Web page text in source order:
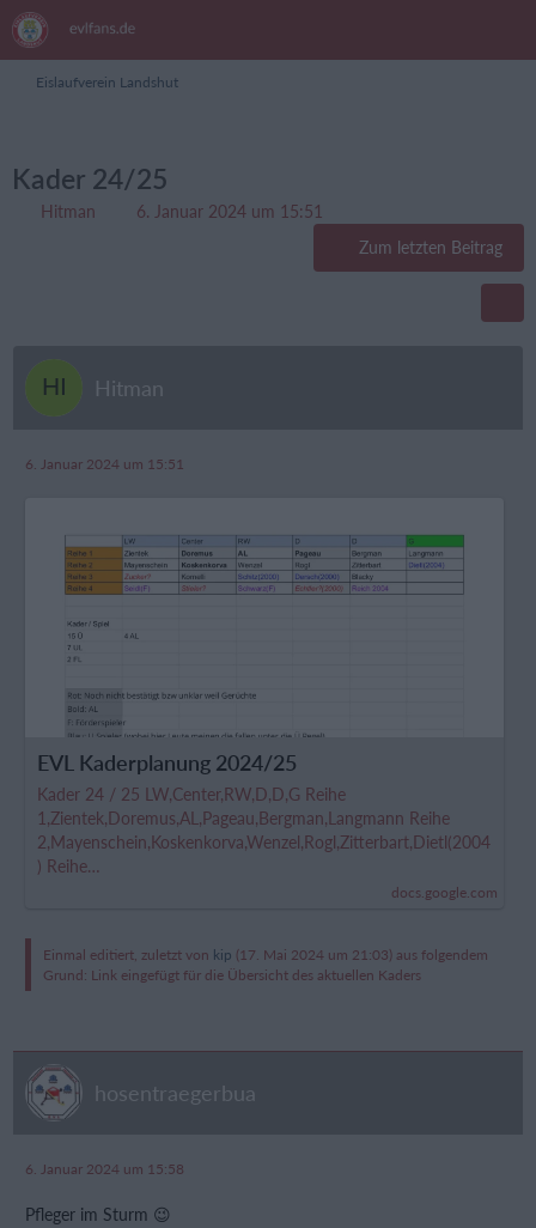
Eislaufverein Landshut
Kader 24/25
Hitman
6. Januar 2024 um 15:51
Zum letzten Beitrag
Hitman
6. Januar 2024 um 15:51
EVL Kaderplanung 2024/25
Kader 24 / 25 LW,Center,RW,D,D,G Reihe
1,Zientek,Doremus,AL,Pageau,Bergman,Langmann Reihe
2,Mayenschein,Koskenkorva,Wenzel,Rogl,Zitterbart,Dietl(2004
) Reihe…
docs.google.com
Einmal editiert, zuletzt von kip (17. Mai 2024 um 21:03) aus folgendem
Grund: Link eingefügt für die Übersicht des aktuellen Kaders
hosentraegerbua
6. Januar 2024 um 15:58
Pfleger im Sturm 😉